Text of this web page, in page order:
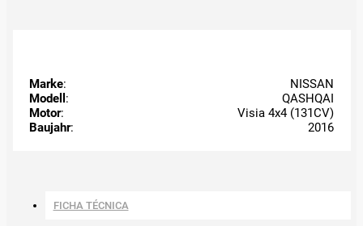
Marke:
NISSAN
Modell :
QASHQAI
Motor:
Visia 4x4 (131CV)
Baujahr: 2016
FICHA TÉCNICA